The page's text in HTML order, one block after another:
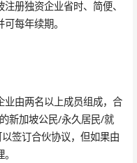
册独资企业省时、简便、
每年续期。
由两名以上成员组成，合
新加坡公民/永久居民/就
签订合伙协议，但如果由